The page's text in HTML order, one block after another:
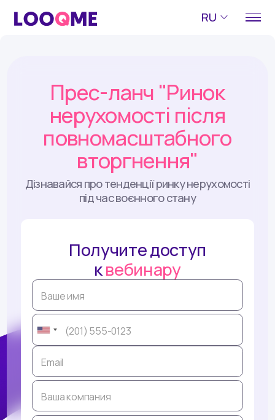
RU
Прес-ланч "Ринок
нерухомості після
повномасштабного
вторгнення"
Дізнавайся про тенденції ринку нерухомості
під час воєнного стану
Получите доступ
квебинару